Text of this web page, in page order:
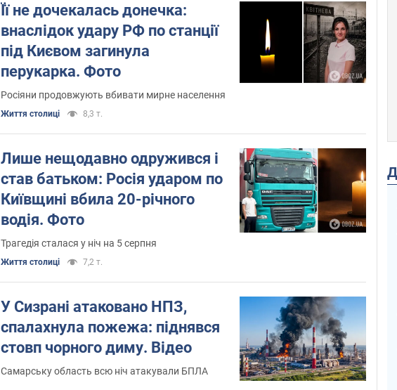
Її не дочекалась донечка:
внаслідок удару РФ по станції
під Києвом загинула
перукарка. Фото
Росіяни продовжують вбивати мирне населення
Життя столиці 8,3 т.
Лише нещодавно одружився і
став батьком: Росія ударом по
Київщині вбила 20-річного
водія. Фото
Трагедія сталася у ніч на 5 серпня
Життя столиці 7,2 т.
У Сизрані атаковано НПЗ,
спалахнула пожежа: піднявся
стовп чорного диму. Відео
Самарську область всю ніч атакували БПЛА